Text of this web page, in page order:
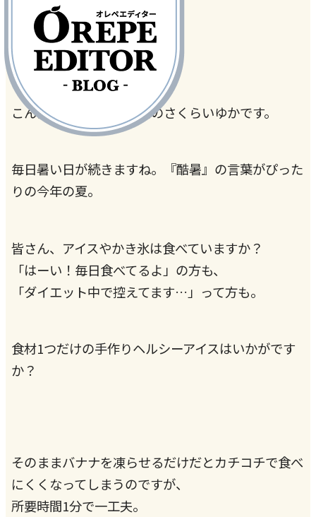
今月のテーマ
#バナナ#冷凍
こんにちは、管理栄養士のさくらいゆかです。
毎日暑い日が続きますね。『酷暑』の言葉がぴった
りの今年の夏。
皆さん、アイスやかき氷は食べていますか？
「はーい！毎日食べてるよ」の方も、
「ダイエット中で控えてます…」って方も。
食材1つだけの手作りヘルシーアイスはいかがです
か？
そのままバナナを凍らせるだけだとカチコチで食べ
にくくなってしまうのですが、
所要時間1分で一工夫。